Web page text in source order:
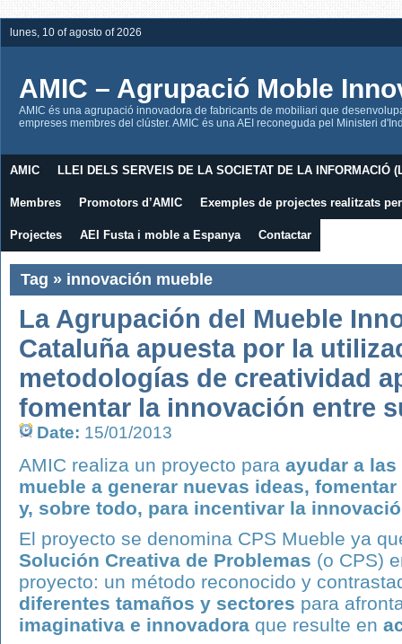
lunes, 10 of agosto of 2026
AMIC – Agrupació Moble
AMIC és una agrupació innovadora de fabricants de mobiliari que
empreses membres del clúster. AMIC és una AEI reconeguda pel Ministeri
AMIC LLEI DELS SERVEIS DE LA SOCIETAT DE LA INFORMACIÓ
Membres Promotors d’AMIC Exemples de projectes realitzats
Projectes AEI Fusta i moble a Espanya Contactar
Tag » innovación mueble
La Agrupación del Mueble
Cataluña apuesta por la
metodologías de creatividad
fomentar la innovación entre
Date: 15/01/2013
AMIC realiza un proyecto para ayudar a
mueble a generar nuevas ideas,
y, sobre todo, para incentivar la
El proyecto se denomina CPS Mueble ya
Solución Creativa de Problemas (o CPS)
proyecto: un método reconocido y
diferentes tamaños y sectores para
imaginativa e innovadora que resulte en